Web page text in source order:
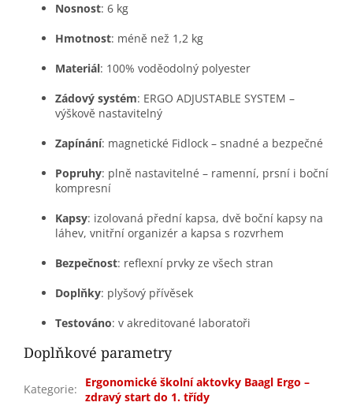
Nosnost: 6 kg
Hmotnost: méně než 1,2 kg
Materiál: 100% voděodolný polyester
Zádový systém: ERGO ADJUSTABLE SYSTEM –
výškově nastavitelný
Zapínání: magnetické Fidlock – snadné a bezpečné
Popruhy: plně nastavitelné – ramenní, prsní i boční
kompresní
Kapsy: izolovaná přední kapsa, dvě boční kapsy na
láhev, vnitřní organizér a kapsa s rozvrhem
Bezpečnost: reflexní prvky ze všech stran
Doplňky: plyšový přívěsek
Testováno: v akreditované laboratoři
Doplňkové parametry
Kategorie:
Ergonomické školní aktovky Baagl Ergo –
zdravý start do 1. třídy